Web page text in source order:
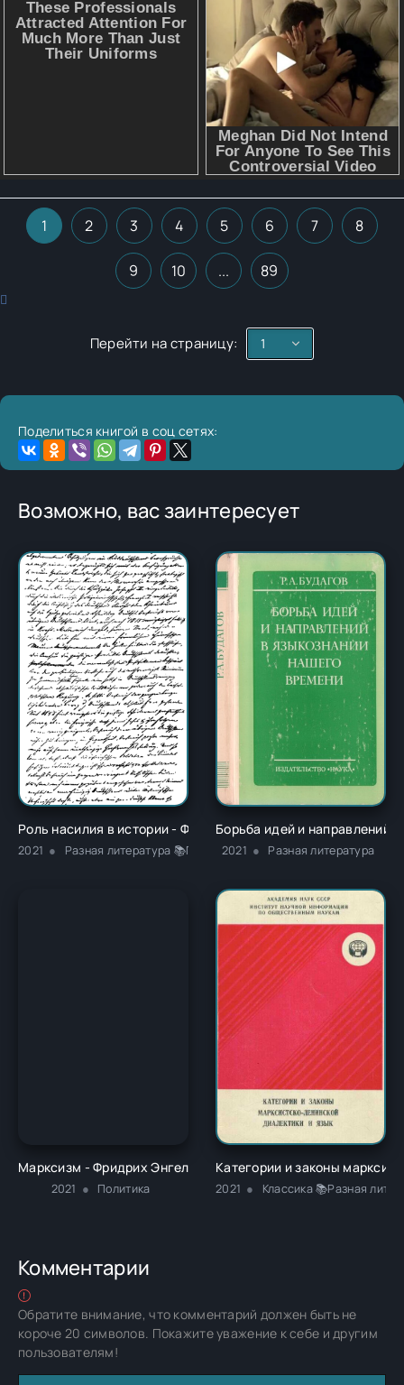
1 2 3 4 5 6 7 8
9 10 ... 89
Перейти на страницу:
Поделиться книгой в соц сетях:
Возможно, вас заинтересует
Роль насилия в истории - Фридрих Энгельс
2021 Разная литература 📚Политика
Борьба идей и направлений
2021 Разная литература
Марксизм - Фридрих Энгельс
2021 Политика
Категории и законы
2021 Классика 📚Разная
Комментарии
Обратите внимание, что комментарий должен быть не
короче 20 символов. Покажите уважение к себе и другим
пользователям!